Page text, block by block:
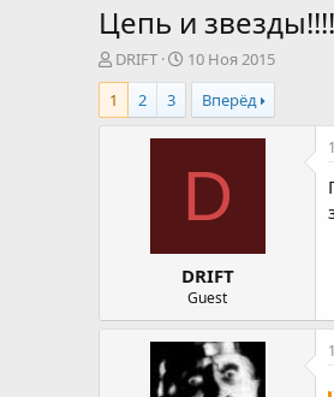
Цепь и
А
в
т
о
DRIFT
Д
а
а
н
а
10 Ноя 2015
1
2 3 Вперёд
D
DRIFT
Guest